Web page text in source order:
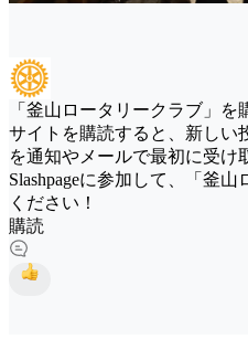
「釜山ロータリークラブ」を
サイトを購読すると、新しい
を通知やメールで最初に受け
Slashpageに参加して、「釜
ください！
購読